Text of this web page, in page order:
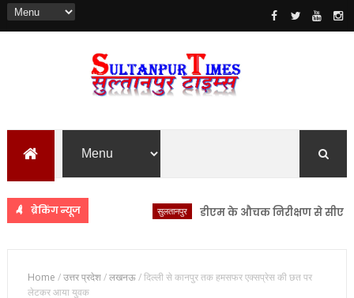
ब्रेकिंग न्यूज डीएम के औचक निरीक्षण से सीएचसी
Home /उत्तर प्रदेश/लखनऊ/दिल्ली से कानपुर तक हमसफर एक्सप्रेस की छत पर
लेटकर आया युवक